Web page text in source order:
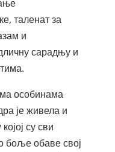
таленат за
и
сарадњу и
особинама
је живела и
су сви
боље обаве свој